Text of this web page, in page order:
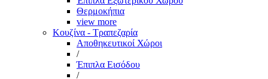
Θερμοκήπια
view more
Κουζίνα - Τραπεζαρία
Αποθηκευτικοί Χώροι
/
Έπιπλα Εισόδου
/